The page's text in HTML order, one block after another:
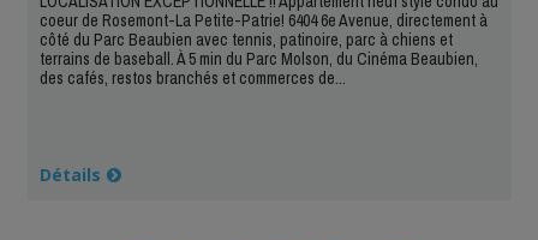
coeur de Rosemont-La Petite-Patrie! 6404 6e Avenue, directement à
côté du Parc Beaubien avec tennis, patinoire, parc à chiens et
terrains de baseball. À 5 min du Parc Molson, du Cinéma Beaubien,
des cafés, restos branchés et commerces de...
Détails